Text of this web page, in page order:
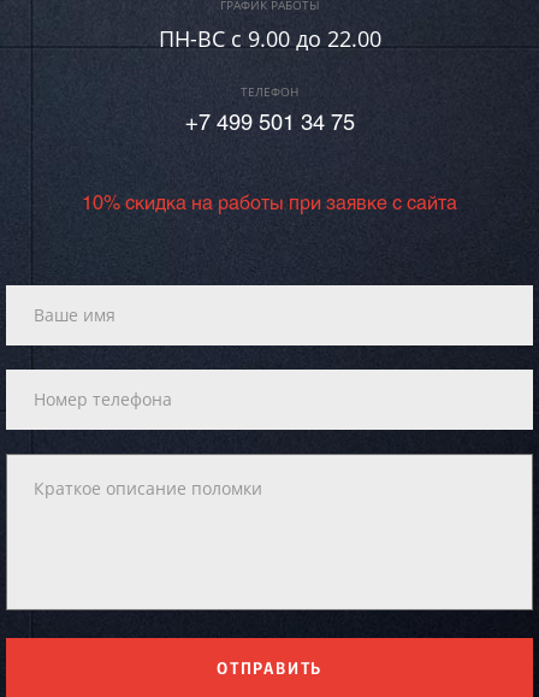
ГРАФИК РАБОТЫ
ПН-ВC c 9.00 до 22.00
ТЕЛЕФОН
+7 499 501 34 75
10% скидка на работы при заявке с сайта
ОТПРАВИТЬ